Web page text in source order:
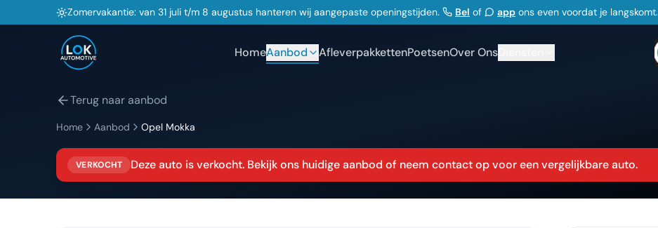
Zomervakantie: van 31 juli t/m 8 augustus hanteren wij aangepaste openingstijden. Bel of app ons even voordat je langskomt.
HomeAanbod AfleverpakkettenPoetsenOver Ons
Terug naar aanbod
Home Aanbod Opel Mokka
VERKOCHT Deze auto is verkocht. Bekijk ons huidige aanbod of neem contact op voor een vergelijkbare auto.